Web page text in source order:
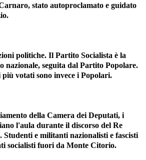
stato autoproclamato e guidato
politiche. Il Partito Socialista è la
nazionale, seguita dal Partito Popolare.
più votati sono invece i Popolari.
della Camera dei Deputati, i
l'aula durante il discorso del Re
e militanti nazionalisti e fascisti
socialisti fuori da Monte Citorio.